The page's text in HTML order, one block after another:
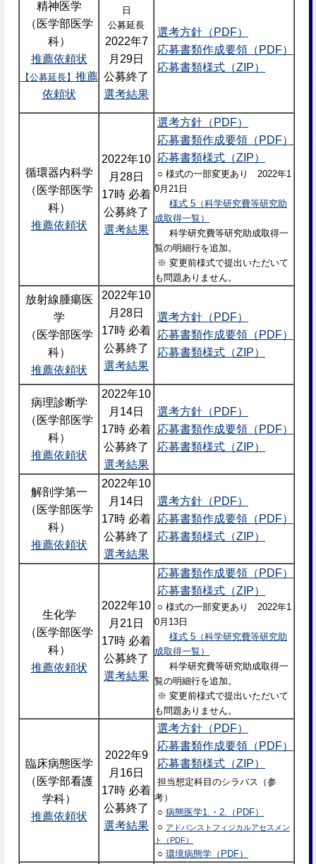
精神医学
（医学部医学
科）
推薦依頼状
【公募延長】 推薦
依頼状
日
公募延長
2022年7
月29日
公募終了
選考結果
選考方針（PDF）
応募書類作成要領（PDF）
応募書類様式（ZIP）
循環器内科学
（医学部医学
科）
推薦依頼状
2022年10
月28日
17時 必着
公募終了
選考結果
選考方針（PDF）
応募書類作成要領（PDF）
応募書類様式（ZIP）
○ 様式の一部変更あり 2022年1
0月21日
様式 5（科学研究費等研究助
成取得一覧）
科学研究費等研究助成取得一
覧の明細行を追加。
※ 変更前様式で提出いただいて
も問題ありません。
放射線腫瘍医
学
（医学部医学
科）
推薦依頼状
2022年10
月28日
17時 必着
公募終了
選考結果
選考方針（PDF）
応募書類作成要領（PDF）
応募書類様式（ZIP）
病理診断学
（医学部医学
科）
推薦依頼状
2022年10
月14日
17時 必着
公募終了
選考結果
選考方針（PDF）
応募書類作成要領（PDF）
応募書類様式（ZIP）
解剖学第一
（医学部医学
科）
推薦依頼状
2022年10
月14日
17時 必着
公募終了
選考結果
選考方針（PDF）
応募書類作成要領（PDF）
応募書類様式（ZIP）
生化学
（医学部医学
科）
推薦依頼状
2022年10
月21日
17時 必着
公募終了
選考結果
応募書類作成要領（PDF）
応募書類様式（ZIP）
○ 様式の一部変更あり 2022年1
0月13日
様式 5（科学研究費等研究助
成取得一覧）
科学研究費等研究助成取得一
覧の明細行を追加。
※ 変更前様式で提出いただいて
も問題ありません。
臨床病態医学
（医学部看護
学科）
推薦依頼状
2022年9
月16日
17時 必着
公募終了
選考結果
選考方針（PDF）
応募書類作成要領（PDF）
応募書類様式（ZIP）
担当想定科目のシラバス（参
考）
○ 病態医学1.・2.（PDF）
○ アドバンストフィジカルアセスメン
ト（PDF）
○ 環境病態学（PDF）